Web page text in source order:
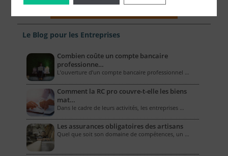
Le Blog pour les Entreprises
Combien coûte un compte bancaire
professionne…
L’ouverture d’un compte bancaire professionnel …
Comment la RC pro couvre-t-elle les biens
mat…
Dans le cadre de leurs activités, les entreprises …
Les assurances obligatoires des artisans
Quel que soit son domaine de compétences, un …